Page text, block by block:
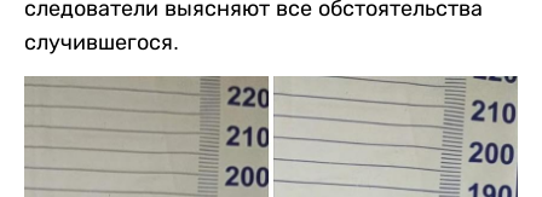
следователи выясняют все обстоятельства
случившегося.